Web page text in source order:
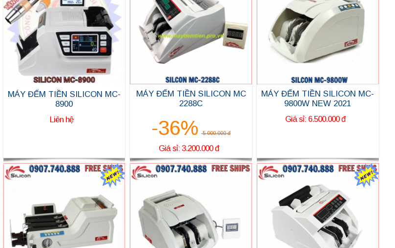
MÁY ĐẾM TIỀN SILICON MC-
8900
Liên hệ
MÁY ĐẾM TIỀN SILICON MC
2288C
-36% 5.000.000 đ
Giá sỉ: 3.200.000 đ
MÁY ĐẾM TIỀN SILICON MC-
9800W NEW 2021
Giá sỉ: 6.500.000 đ